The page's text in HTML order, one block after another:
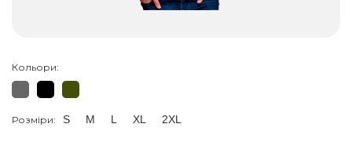
Кольори:
Розміри: S M L XL 2XL